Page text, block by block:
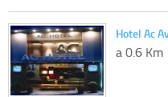
Hotel Ac
a 0.6 Km